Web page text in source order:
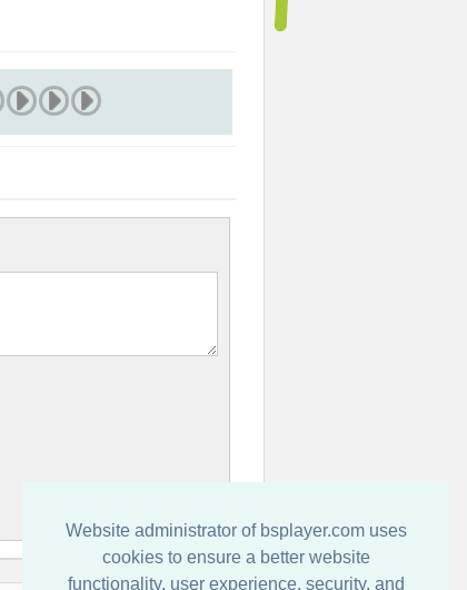
Website administrator of bsplayer.com uses
cookies to ensure a better website
functionality, user experience, security, and